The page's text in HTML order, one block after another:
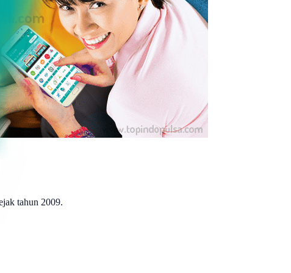
tahun 2009.